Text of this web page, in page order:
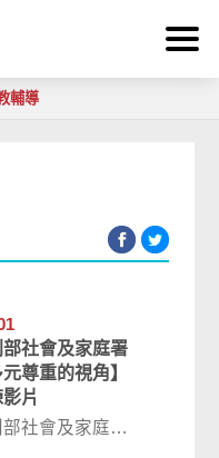
輔導
社會及家庭署
尊重的視角】
片
社會及家庭署